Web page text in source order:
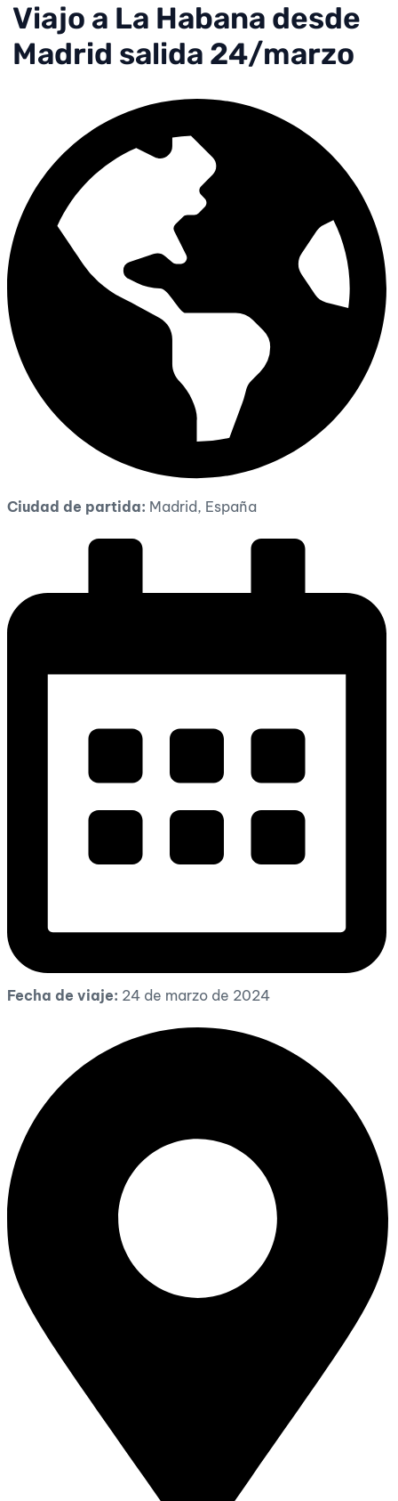
Viajo a La Habana desde
Madrid salida 24/marzo
Ciudad de partida: Madrid, España
Fecha de viaje: 24 de marzo de 2024